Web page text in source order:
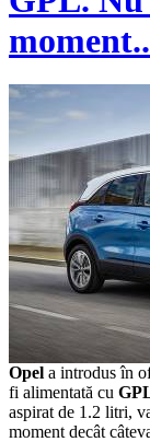
Opel a introdus în
fi alimentată cu
aspirat de 1.2 litri,
moment decât